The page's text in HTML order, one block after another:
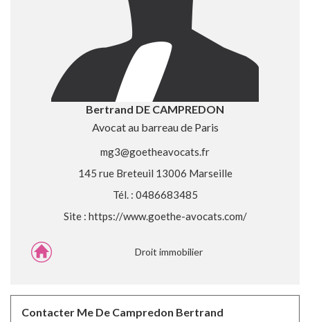
Bertrand DE CAMPREDON
Avocat au barreau de Paris
mg3@goetheavocats.fr
145 rue Breteuil 13006 Marseille
Tél. : 0486683485
Site : https://www.goethe-avocats.com/
Droit immobilier
Contacter Me De Campredon Bertrand